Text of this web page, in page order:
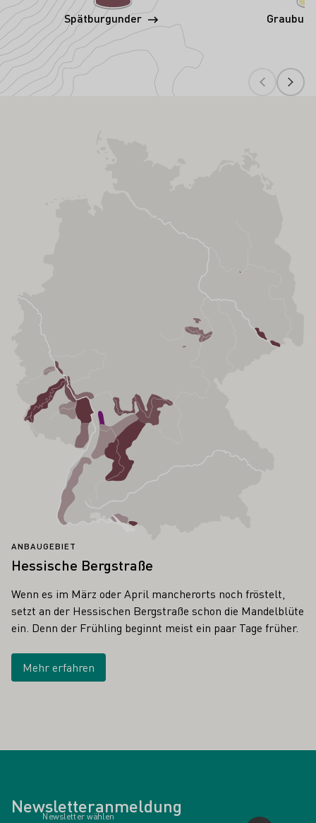
Spätburgunder
ANBAUGEBIET
Hessische Bergstraße
Wenn es im März oder April mancherorts noch fröstelt,
setzt an der Hessischen Bergstraße schon die Mandelblüte
ein. Denn der Frühling beginnt meist ein paar Tage früher.
Mehr erfahren
Newsletteranmeldung
Newsletter wählen